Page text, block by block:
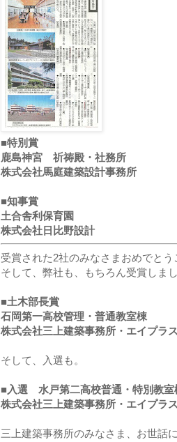
■特別賞
鹿島神宮 祈祷殿・社務所
株式会社馬庭建築設計事務所
■知事賞
土合舎利保育園
株式会社日比野設計
受賞された2社のみなさまおめでとう
そして、弊社も、もちろん受賞しまし
■土木部長賞
石岡第一高校管理・普通教室棟
株式会社三上建築事務所・エイプラ
そして、入選も。
■入選 水戸第二高校普通・特別教室
株式会社三上建築事務所・エイプラ
三上建築事務所のみなさま、お世話